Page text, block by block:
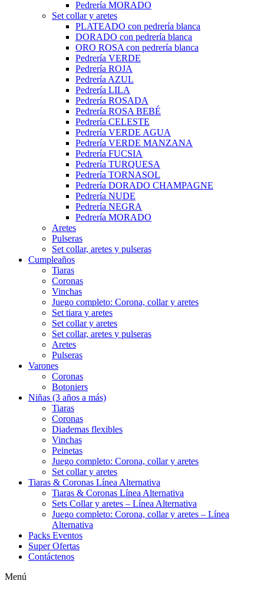
Pedrería MORADO
Set collar y aretes
PLATEADO con pedrería blanca
DORADO con pedrería blanca
ORO ROSA con pedrería blanca
Pedrería VERDE
Pedrería ROJA
Pedrería AZUL
Pedrería LILA
Pedrería ROSADA
Pedrería ROSA BEBÉ
Pedrería CELESTE
Pedrería VERDE AGUA
Pedrería VERDE MANZANA
Pedrería FUCSIA
Pedrería TURQUESA
Pedrería TORNASOL
Pedrería DORADO CHAMPAGNE
Pedrería NUDE
Pedrería NEGRA
Pedrería MORADO
Aretes
Pulseras
Set collar, aretes y pulseras
Cumpleaños
Tiaras
Coronas
Vinchas
Juego completo: Corona, collar y aretes
Set tiara y aretes
Set collar y aretes
Set collar, aretes y pulseras
Aretes
Pulseras
Varones
Coronas
Botoniers
Niñas (3 años a más)
Tiaras
Coronas
Diademas flexibles
Vinchas
Peinetas
Juego completo: Corona, collar y aretes
Set collar y aretes
Tiaras & Coronas Línea Alternativa
Tiaras & Coronas Línea Alternativa
Sets Collar y aretes – Línea Alternativa
Juego completo: Corona, collar y aretes – Línea
Alternativa
Packs Eventos
Super Ofertas
Contáctenos
Menú